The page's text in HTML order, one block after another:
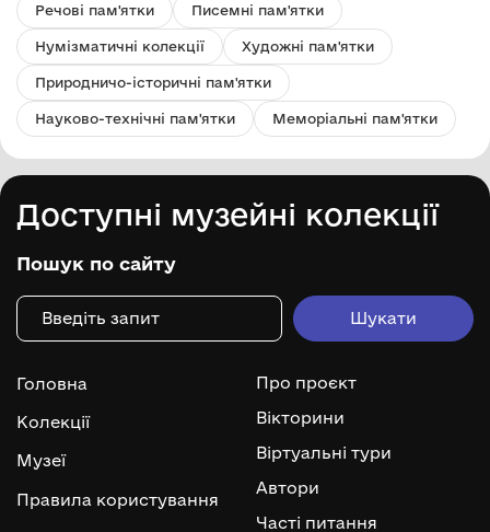
Речові пам'ятки Писемні пам'ятки
Нумізматичні колекції Художні пам'ятки
Природничо-історичні пам'ятки
Науково-технічні пам'ятки Меморіальні пам'ятки
Доступні музейні колекції
Пошук по сайту
Головна
Колекції
Музеї
Правила користування
Про проєкт
Вікторини
Віртуальні тури
Автори
Часті питання